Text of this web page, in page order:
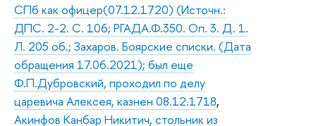
СПб как офицер(07.12.1720) (Источн.:
ДПС. 2-2. С. 106; РГАДА.Ф.350. Оп. 3. Д. 1.
Л. 205 об.; Захаров. Боярские списки. (Дата
обращения 17.06.2021); был еще
Ф.П.Дубровский, проходил по делу
царевича Алексея, казнен 08.12.1718,
Акинфов Канбар Никитич, стольник из